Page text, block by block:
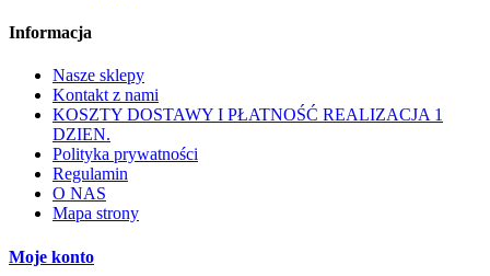
Informacja
Nasze sklepy
Kontakt z nami
KOSZTY DOSTAWY I PŁATNOŚĆ REALIZACJA 1
DZIEN.
Polityka prywatności
Regulamin
O NAS
Mapa strony
Moje konto